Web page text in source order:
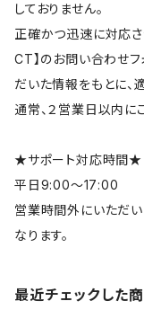
しておりません。
正確かつ迅速に対応さ
CT】のお問い合わせフ
だいた情報をもとに、
通常、２営業日以内に
★サポート対応時間★
平日9:00～17:00
営業時間外にいただ
なります。
最近チェックした